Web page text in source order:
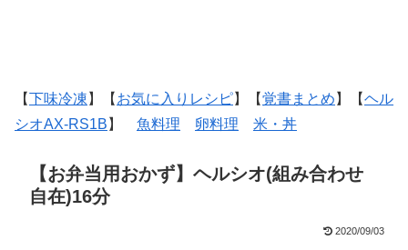
【下味冷凍 】【 お気に入りレシピ】【覚書まとめ 】【ヘル
シオAX-RS1B 】 魚料理 卵料理 米・丼
【お弁当用おかず】ヘルシオ(組み合わせ
自在)16分
2020/09/03